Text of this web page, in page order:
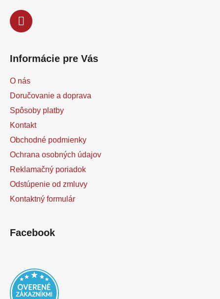
Informácie pre Vás
O nás
Doručovanie a doprava
Spôsoby platby
Kontakt
Obchodné podmienky
Ochrana osobných údajov
Reklamačný poriadok
Odstúpenie od zmluvy
Kontaktný formulár
Facebook